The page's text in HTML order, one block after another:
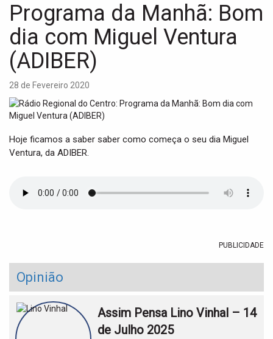
a
Programa da Manhã: Bom
dia com Miguel Ventura
(ADIBER)
28 de Fevereiro 2020
Hoje ficamos a saber saber como começa o seu dia Miguel
Ventura, da ADIBER.
PUBLICIDADE
Opinião
Assim Pensa Lino Vinhal – 14
de Julho 2025